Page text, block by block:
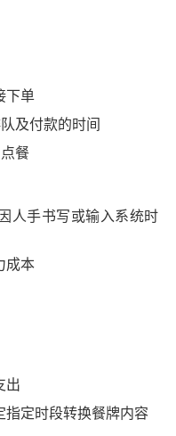
下单
及付款的时间
餐
人手书写或输入系统时
成本
出
指定时段转换餐牌内容